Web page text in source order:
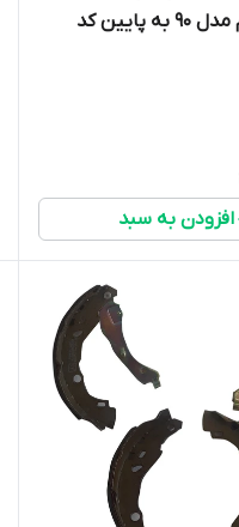
و سمند قدیم مدل 90 به پایین کد
افزودن به سبد